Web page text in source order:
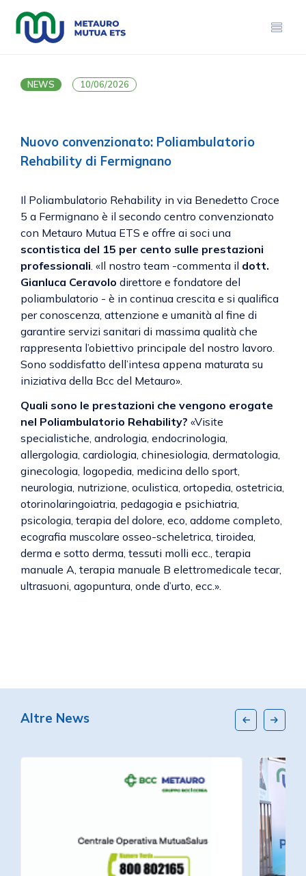
NEWS 10/06/2026
Nuovo convenzionato: Poliambulatorio
Rehability di Fermignano
Il Poliambulatorio Rehability in via Benedetto Croce
5 a Fermignano è il secondo centro convenzionato
con Metauro Mutua ETS e offre ai soci una
scontistica del 15 per cento sulle prestazioni
professionali. «Il nostro team -commenta il dott.
Gianluca Ceravolo direttore e fondatore del
poliambulatorio - è in continua crescita e si qualifica
per conoscenza, attenzione e umanità al fine di
garantire servizi sanitari di massima qualità che
rappresenta l’obiettivo principale del nostro lavoro.
Sono soddisfatto dell’intesa appena maturata su
iniziativa della Bcc del Metauro».
Quali sono le prestazioni che vengono erogate
nel Poliambulatorio Rehability? «Visite
specialistiche, andrologia, endocrinologia,
allergologia, cardiologia, chinesiologia, dermatologia,
ginecologia, logopedia, medicina dello sport,
neurologia, nutrizione, oculistica, ortopedia, ostetricia,
otorinolaringoiatria, pedagogia e psichiatria,
psicologia, terapia del dolore, eco, addome completo,
ecografia muscolare osseo-scheletrica, tiroidea,
derma e sotto derma, tessuti molli ecc., terapia
manuale A, terapia manuale B elettromedicale tecar,
ultrasuoni, agopuntura, onde d’urto, ecc.».
Altre News